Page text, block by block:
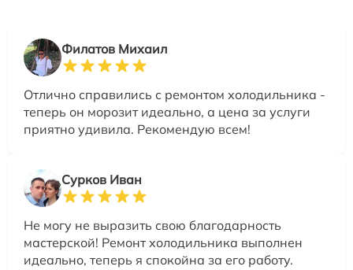
Филатов Михаил
Отлично справились с ремонтом холодильника -
теперь он морозит идеально, а цена за услуги
приятно удивила. Рекомендую всем!
Сурков Иван
Не могу не выразить свою благодарность
мастерской! Ремонт холодильника выполнен
идеально, теперь я спокойна за его работу.